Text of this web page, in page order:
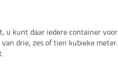
u kunt daar iedere container voor
drie, zes of tien kubieke meter.